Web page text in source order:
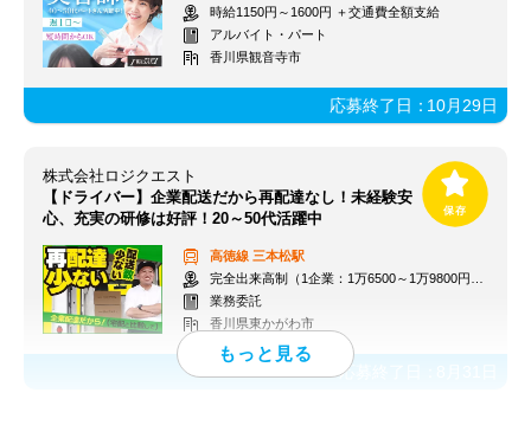
時給1150円～1600円 ＋交通費全額支給
アルバイト・パート
香川県観音寺市
応募終了日：10月29日
株式会社ロジクエスト
【ドライバー】企業配送だから再配達なし！未経験安
心、充実の研修は好評！20～50代活躍中
高徳線 三本松駅
完全出来高制（1企業：1万6500～1万9800円※1日あたり）
業務委託
香川県東かがわ市
応募終了日：